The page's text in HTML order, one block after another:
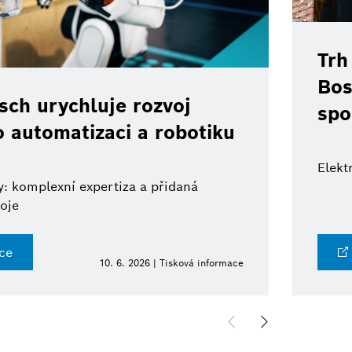
urychluje rozvoj
automatizaci a robotiku
komplexní expertiza a přidaná
10. 6. 2026 | Tisková informace